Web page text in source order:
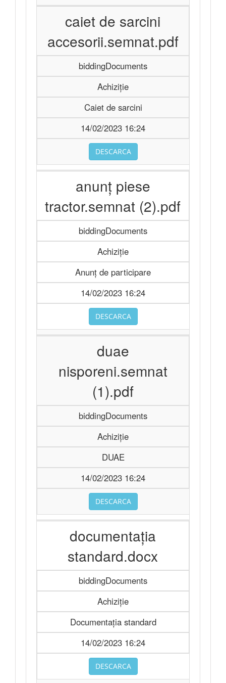
caiet de sarcini
accesorii.semnat.pdf
biddingDocuments
Achiziție
Caiet de sarcini
14/02/2023 16:24
DESCARCA
anunț piese
tractor.semnat (2).pdf
biddingDocuments
Achiziție
Anunț de participare
14/02/2023 16:24
DESCARCA
duae
nisporeni.semnat
(1).pdf
biddingDocuments
Achiziție
DUAE
14/02/2023 16:24
DESCARCA
documentația
standard.docx
biddingDocuments
Achiziție
Documentația standard
14/02/2023 16:24
DESCARCA